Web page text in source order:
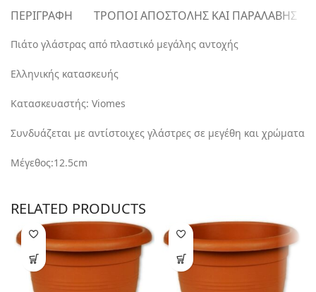
ΠΕΡΙΓΡΑΦΉ ΤΡΌΠΟΙ ΑΠΟΣΤΟΛΉΣ ΚΑΙ ΠΑΡΑΛΑΒΉΣ
Πιάτο γλάστρας από πλαστικό μεγάλης αντοχής
Ελληνικής κατασκευής
Κατασκευαστής: Viomes
Συνδυάζεται με αντίστοιχες γλάστρες σε μεγέθη και χρώματα
Μέγεθος:12.5cm
RELATED PRODUCTS